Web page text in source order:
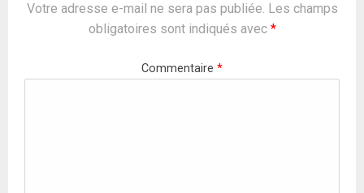
Votre adresse e-mail ne sera pas publiée. Les champs
obligatoires sont indiqués avec *
Commentaire *